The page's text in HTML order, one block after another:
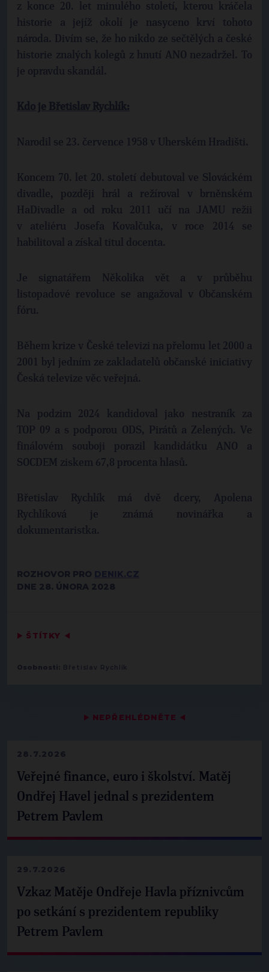
▶ NEPŘEHLÉDNĚTE ◀
28.7.2026
Veřejné finance, euro i školství. Matěj
Ondřej Havel jednal s prezidentem
Petrem Pavlem
29.7.2026
Vzkaz Matěje Ondřeje Havla příznivcům
po setkání s prezidentem republiky
Petrem Pavlem
z konce 20. let minulého století, kterou kráčela
historie a jejíž okolí je nasyceno krví tohoto
národa. Divím se, že ho nikdo ze sečtělých a české
historie znalých kolegů z hnutí ANO nezadržel. To
je opravdu skandál.
Kdo je Břetislav Rychlík:
Narodil se 23. července 1958 v Uherském Hradišti.
Koncem 70. let 20. století debutoval ve Slováckém
divadle, později hrál a režíroval v brněnském
HaDivadle a od roku 2011 učí na JAMU režii
v ateliéru Josefa Kovalčuka, v roce 2014 se
habilitoval a získal titul docenta.
Je signatářem Několika vět a v průběhu
listopadové revoluce se angažoval v Občanském
fóru.
Během krize v České televizi na přelomu let 2000 a
2001 byl jedním ze zakladatelů občanské iniciativy
Česká televize věc veřejná.
Na podzim 2024 kandidoval jako nestraník za
TOP 09 a s podporou ODS, Pirátů a Zelených. Ve
finálovém souboji porazil kandidátku ANO a
SOCDEM ziskem 67,8 procenta hlasů.
Břetislav Rychlík má dvě dcery, Apolena
Rychlíková je známá novinářka a
dokumentaristka.
ROZHOVOR PRO
DNE 28. ÚNORA 2028
▶ ŠTÍTKY ◀
Osobnosti: Břetislav Rychlík